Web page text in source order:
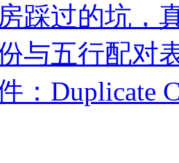
踩过的坑，
与五行配对
：Duplicate